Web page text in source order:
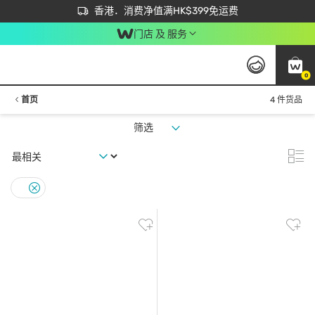
香港．消费净值满HK$399免运费
立即成为易赏钱会员尽享独家优惠
首次APP下单买满$450 输入 NEWAPP 即减$50
门店 及 服务
0
首页 4 件货品
筛选